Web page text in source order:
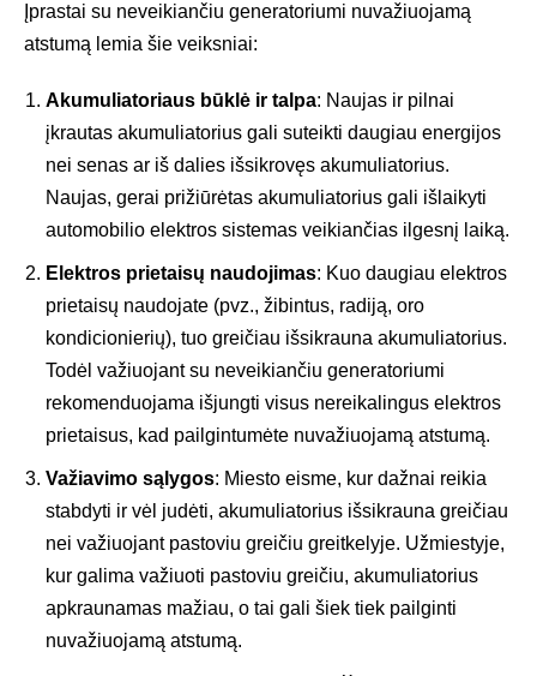
Įprastai su neveikiančiu generatoriumi nuvažiuojamą
atstumą lemia šie veiksniai:
Akumuliatoriaus būklė ir talpa: Naujas ir pilnai
įkrautas akumuliatorius gali suteikti daugiau energijos
nei senas ar iš dalies išsikrovęs akumuliatorius.
Naujas, gerai prižiūrėtas akumuliatorius gali išlaikyti
automobilio elektros sistemas veikiančias ilgesnį laiką.
Elektros prietaisų naudojimas: Kuo daugiau elektros
prietaisų naudojate (pvz., žibintus, radiją, oro
kondicionierių), tuo greičiau išsikrauna akumuliatorius.
Todėl važiuojant su neveikiančiu generatoriumi
rekomenduojama išjungti visus nereikalingus elektros
prietaisus, kad pailgintumėte nuvažiuojamą atstumą.
Važiavimo sąlygos: Miesto eisme, kur dažnai reikia
stabdyti ir vėl judėti, akumuliatorius išsikrauna greičiau
nei važiuojant pastoviu greičiu greitkelyje. Užmiestyje,
kur galima važiuoti pastoviu greičiu, akumuliatorius
apkraunamas mažiau, o tai gali šiek tiek pailginti
nuvažiuojamą atstumą.